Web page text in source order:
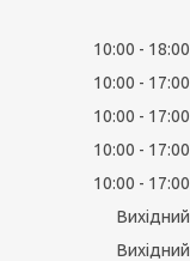
10:00
18:00
10:00
17:00
10:00
17:00
10:00
17:00
10:00
17:00
Вихідний
Вихідний